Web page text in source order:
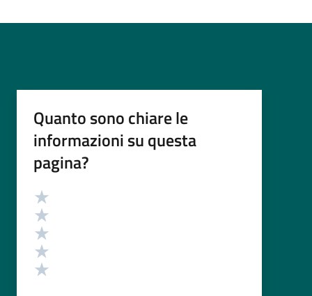
Quanto sono chiare le
informazioni su questa
pagina?
Valutazione